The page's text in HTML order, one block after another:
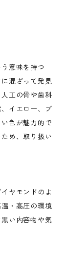
意味を持つ
混ざって発見
工の骨や歯科
イエロー、ブ
色が魅力的で
め、取り扱い
ヤモンドのよ
・高圧の環境
い内容物や気